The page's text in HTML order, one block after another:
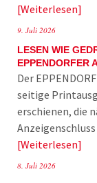
Weiterlesen
9. Juli 2026
LESEN WIE
EPPENDORFER
Der
seitige
erschienen, die
Weiterlesen
8. Juli 2026